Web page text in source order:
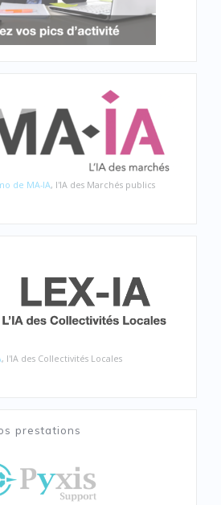
de MA-IA, l'IA des Marchés publics
, l'IA des Collectivités Locales
prestations